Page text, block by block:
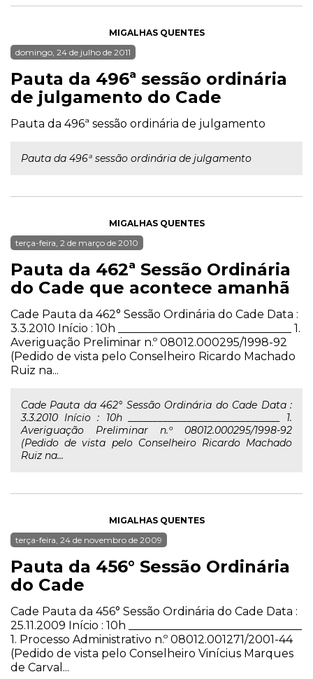
MIGALHAS QUENTES
domingo, 24 de julho de 2011
Pauta da 496ª sessão ordinária
de julgamento do Cade
Pauta da 496ª sessão ordinária de julgamento
Pauta da 496ª sessão ordinária de julgamento
MIGALHAS QUENTES
terça-feira, 2 de março de 2010
Pauta da 462ª Sessão Ordinária
do Cade que acontece amanhã
Cade Pauta da 462° Sessão Ordinária do Cade Data :
3.3.2010 Início : 10h _______________________________ 1.
Averiguação Preliminar n.º 08012.000295/1998-92
(Pedido de vista pelo Conselheiro Ricardo Machado
Ruiz na...
Cade Pauta da 462° Sessão Ordinária do Cade Data :
3.3.2010 Início : 10h _______________________________ 1.
Averiguação Preliminar n.º 08012.000295/1998-92
(Pedido de vista pelo Conselheiro Ricardo Machado
Ruiz na...
MIGALHAS QUENTES
terça-feira, 24 de novembro de 2009
Pauta da 456° Sessão Ordinária
do Cade
Cade Pauta da 456° Sessão Ordinária do Cade Data :
25.11.2009 Início : 10h _______________________________
1. Processo Administrativo n.º 08012.001271/2001-44
(Pedido de vista pelo Conselheiro Vinícius Marques
de Carval...